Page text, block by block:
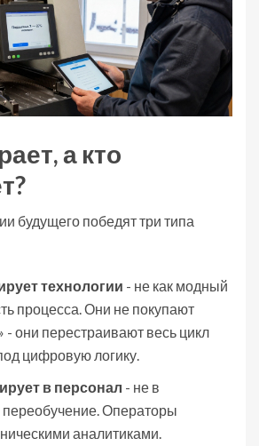
а кто
будущего победят три типа
технологии - не как модный
процесса. Они не покупают
- они перестраивают весь цикл
цифровую логику.
в персонал - не в
переобучение. Операторы
аналитиками.